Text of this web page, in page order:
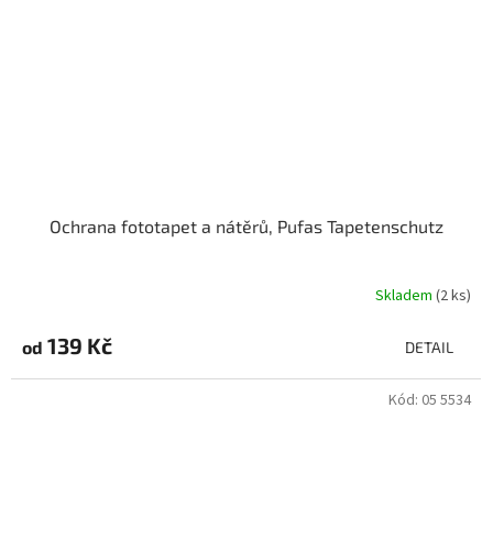
Ochrana fototapet a nátěrů, Pufas Tapetenschutz
Skladem (2 ks)
od 139 Kč DETAIL
Kód: 05 5534